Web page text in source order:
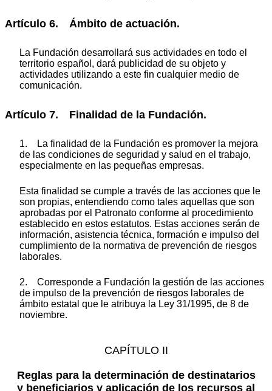
Artículo 6. Ámbito de actuación.
La Fundación desarrollará sus actividades en todo el
territorio español, dará publicidad de su objeto y
actividades utilizando a este fin cualquier medio de
comunicación.
Artículo 7. Finalidad de la Fundación.
1. La finalidad de la Fundación es promover la mejora
de las condiciones de seguridad y salud en el trabajo,
especialmente en las pequeñas empresas.
Esta finalidad se cumple a través de las acciones que le
son propias, entendiendo como tales aquellas que son
aprobadas por el Patronato conforme al procedimiento
establecido en estos estatutos. Estas acciones serán de
información, asistencia técnica, formación e impulso del
cumplimiento de la normativa de prevención de riesgos
laborales.
2. Corresponde a Fundación la gestión de las acciones
de impulso de la prevención de riesgos laborales de
ámbito estatal que le atribuya la Ley 31/1995, de 8 de
noviembre.
CAPÍTULO II
Reglas para la determinación de destinatarios
y beneficiarios y aplicación de los recursos al